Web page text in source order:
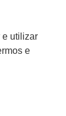
e utilizar
e